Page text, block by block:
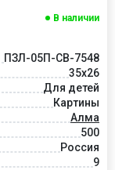
В наличии
ПЗЛ-05П-СВ-7548
35х26
Для детей
Картины
Алма
500
Россия
9